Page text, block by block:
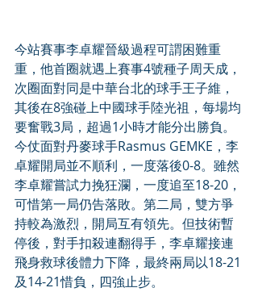
今站賽事李卓耀晉級過程可謂困難重
重，他首圈就遇上賽事4號種子周天成，
次圈面對同是中華台北的球手王子維，
其後在8強碰上中國球手陸光祖，每場均
要奮戰3局，超過1小時才能分出勝負。
今仗面對丹麥球手Rasmus GEMKE，李
卓耀開局並不順利，一度落後0-8。雖然
李卓耀嘗試力挽狂瀾，一度追至18-20，
可惜第一局仍告落敗。第二局，雙方爭
持較為激烈，開局互有領先。但技術暫
停後，對手扣殺連翻得手，李卓耀接連
飛身救球後體力下降，最終兩局以18-21
及14-21惜負，四強止步。